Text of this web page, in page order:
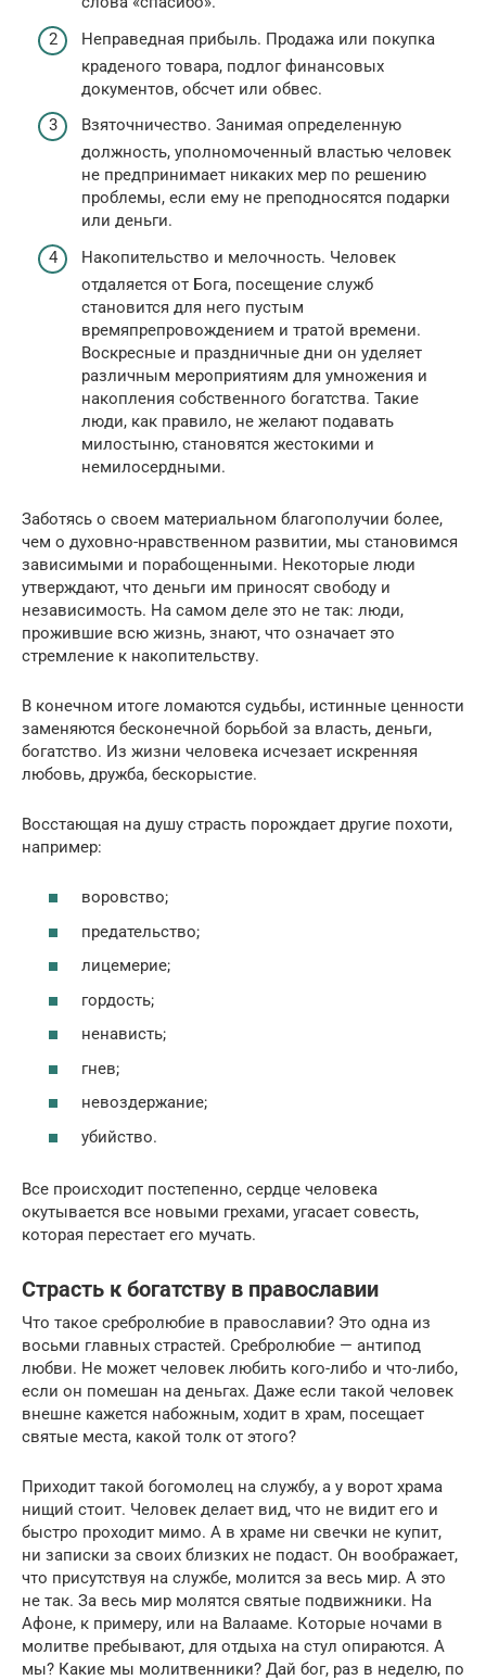
Неправедная прибыль. Продажа или покупка
краденого товара, подлог финансовых
документов, обсчет или обвес.
Взяточничество. Занимая определенную
должность, уполномоченный властью человек
не предпринимает никаких мер по решению
проблемы, если ему не преподносятся подарки
или деньги.
Накопительство и мелочность. Человек
отдаляется от Бога, посещение служб
становится для него пустым
времяпрепровождением и тратой времени.
Воскресные и праздничные дни он уделяет
различным мероприятиям для умножения и
накопления собственного богатства. Такие
люди, как правило, не желают подавать
милостыню, становятся жестокими и
немилосердными.
Заботясь о своем материальном благополучии более,
чем о духовно-нравственном развитии, мы становимся
зависимыми и порабощенными. Некоторые люди
утверждают, что деньги им приносят свободу и
независимость. На самом деле это не так: люди,
прожившие всю жизнь, знают, что означает это
стремление к накопительству.
В конечном итоге ломаются судьбы, истинные ценности
заменяются бесконечной борьбой за власть, деньги,
богатство. Из жизни человека исчезает искренняя
любовь, дружба, бескорыстие.
Восстающая на душу страсть порождает другие похоти,
например:
воровство;
предательство;
лицемерие;
гордость;
ненависть;
гнев;
невоздержание;
убийство.
Все происходит постепенно, сердце человека
окутывается все новыми грехами, угасает совесть,
которая перестает его мучать.
Страсть к богатству в православии
Что такое сребролюбие в православии? Это одна из
восьми главных страстей. Сребролюбие — антипод
любви. Не может человек любить кого-либо и что-либо,
если он помешан на деньгах. Даже если такой человек
внешне кажется набожным, ходит в храм, посещает
святые места, какой толк от этого?
Приходит такой богомолец на службу, а у ворот храма
нищий стоит. Человек делает вид, что не видит его и
быстро проходит мимо. А в храме ни свечки не купит,
ни записки за своих близких не подаст. Он воображает,
что присутствуя на службе, молится за весь мир. А это
не так. За весь мир молятся святые подвижники. На
Афоне, к примеру, или на Валааме. Которые ночами в
молитве пребывают, для отдыха на стул опираются. А
мы? Какие мы молитвенники? Дай бог, раз в неделю, по